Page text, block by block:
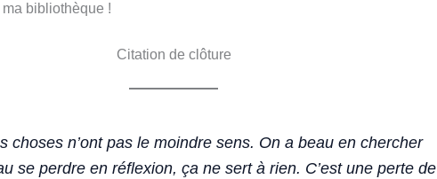
ma bibliothèque !
Citation de clôture
choses n’ont pas le moindre sens. On a beau en chercher
se perdre en réflexion, ça ne sert à rien. C’est une perte de